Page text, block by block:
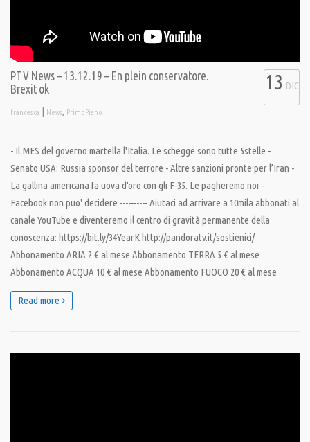
PTV News – 13.12.19 – En plein conservatore.
Brexit ok
francesca | News, PrimoPiano
13 DIC
- Il MES del governo martella l'Italia. Le schegge sono tutte 5stelle -
Senato USA: Russia sponsor del terrore - Altre sanzioni pronte per l’Iran -
La gallina americana fa uova d'oro con gli F-35. Le pagheremo noi -
Facebook non puo' decidere ---------- Aiutaci ad arrivare a 10mila abbonati al
canale YouTube e diventeremo il centro di gravità permanente della
conoscenza: https://bit.ly/34YearK http://pandoratv.it/sostienici/
Abbonamento ARIA 2 € al mese Abbonamento TERRA 5 € al mese
Abbonamento ACQUA 10 € al mese Abbonamento FUOCO 20 € al mese
Read more